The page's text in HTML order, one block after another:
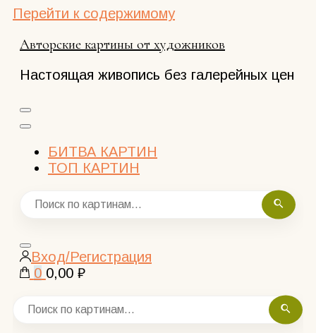
Перейти к содержимому
Авторские картины от художников
Настоящая живопись без галерейных цен
БИТВА КАРТИН
ТОП КАРТИН
Закрыть
поиск
Вход/Регистрация
0 0,00 ₽